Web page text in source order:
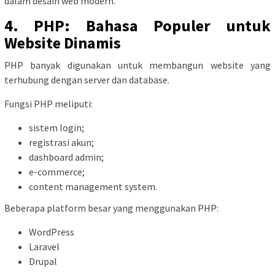
4. PHP: Bahasa Populer untuk
Website Dinamis
PHP banyak digunakan untuk membangun website yang
terhubung dengan server dan database.
Fungsi PHP meliputi:
sistem login;
registrasi akun;
dashboard admin;
e-commerce;
content management system.
Beberapa platform besar yang menggunakan PHP:
WordPress
Laravel
Drupal